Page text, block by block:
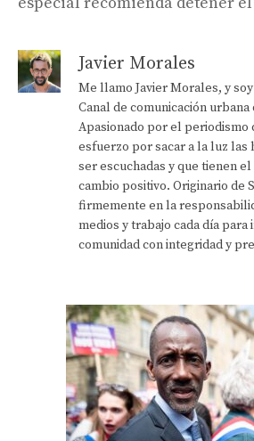
Javier Morales
Me llamo Javier Morales, y
Canal de comunicación urbana
Apasionado por el periodismo
esfuerzo por sacar a la luz las
ser escuchadas y que tienen
cambio positivo. Originario de
firmemente en la
medios y trabajo cada día
comunidad con integridad y